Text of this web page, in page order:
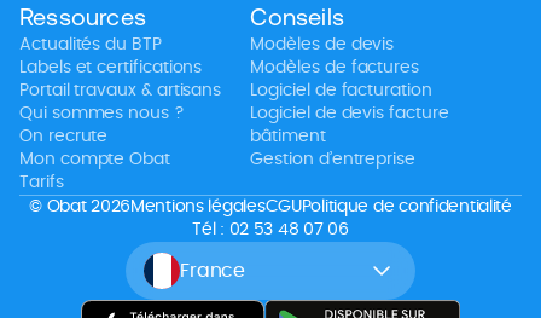
Ressources
Actualités du BTP
Labels et certifications
Portail travaux & artisans
Qui sommes nous ?
On recrute
Mon compte Obat
Tarifs
Conseils
Modèles de devis
Modèles de factures
Logiciel de facturation
Logiciel de devis facture
bâtiment
Gestion d’entreprise
France
© Obat 2026 Mentions légalesCGUPolitique de confidentialité
Tél : 02 53 48 07 06